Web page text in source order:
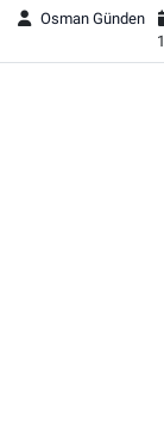
Osman Günden
1